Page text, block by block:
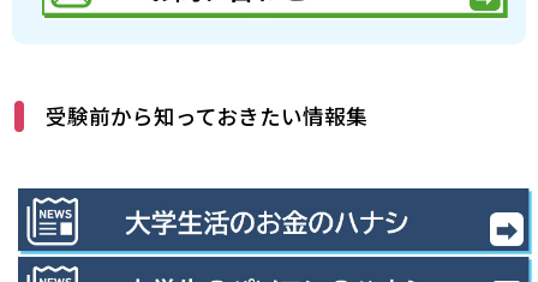
受験前から知っておきたい情報集